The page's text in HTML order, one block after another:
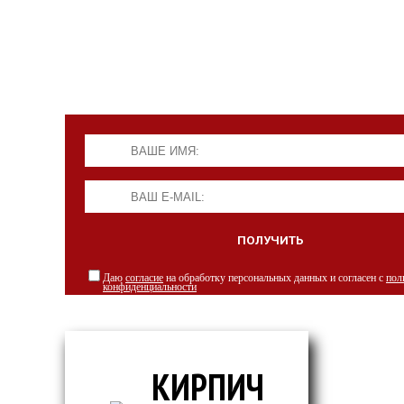
Даю согласие на обработку персональных данных и согласен с
конфиденциальности
КИРПИЧ